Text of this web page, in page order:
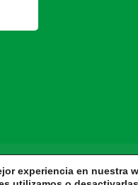
experiencia en nuestra